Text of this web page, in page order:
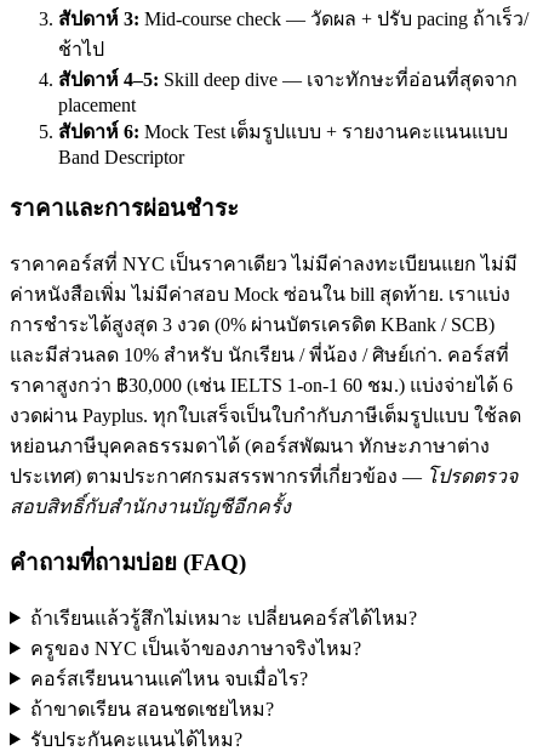
สัปดาห์ 3: Mid-course check — วัดผล + ปรับ pacing ถ้าเร็ว/
ช้าไป
สัปดาห์ 4–5: Skill deep dive — เจาะทักษะที่อ่อนที่สุดจาก
placement
สัปดาห์ 6: Mock Test เต็มรูปแบบ + รายงานคะแนนแบบ
Band Descriptor
ราคาและการผ่อนชำระ
ราคาคอร์สที่ NYC เป็นราคาเดียว ไม่มีค่าลงทะเบียนแยก ไม่มี
ค่าหนังสือเพิ่ม ไม่มีค่าสอบ Mock ซ่อนใน bill สุดท้าย. เราแบ่ง
การชำระได้สูงสุด 3 งวด (0% ผ่านบัตรเครดิต KBank / SCB)
และมีส่วนลด 10% สำหรับ นักเรียน / พี่น้อง / ศิษย์เก่า. คอร์สที่
ราคาสูงกว่า ฿30,000 (เช่น IELTS 1-on-1 60 ชม.) แบ่งจ่ายได้ 6
งวดผ่าน Payplus. ทุกใบเสร็จเป็นใบกำกับภาษีเต็มรูปแบบ ใช้ลด
หย่อนภาษีบุคคลธรรมดาได้ (คอร์สพัฒนา ทักษะภาษาต่าง
ประเทศ) ตามประกาศกรมสรรพากรที่เกี่ยวข้อง — โปรดตรวจ
สอบสิทธิ์กับสำนักงานบัญชีอีกครั้ง
คำถามที่ถามบ่อย (FAQ)
ถ้าเรียนแล้วรู้สึกไม่เหมาะ เปลี่ยนคอร์สได้ไหม?
ครูของ NYC เป็นเจ้าของภาษาจริงไหม?
คอร์สเรียนนานแค่ไหน จบเมื่อไร?
ถ้าขาดเรียน สอนชดเชยไหม?
รับประกันคะแนนได้ไหม?